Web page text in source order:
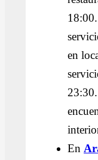
en
En